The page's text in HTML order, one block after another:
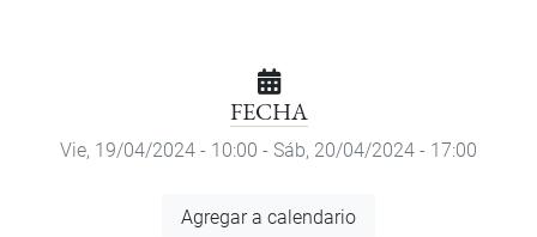
FECHA
Vie, 19/04/2024 - 10:00 - Sáb, 20/04/2024 - 17:00
Agregar a calendario